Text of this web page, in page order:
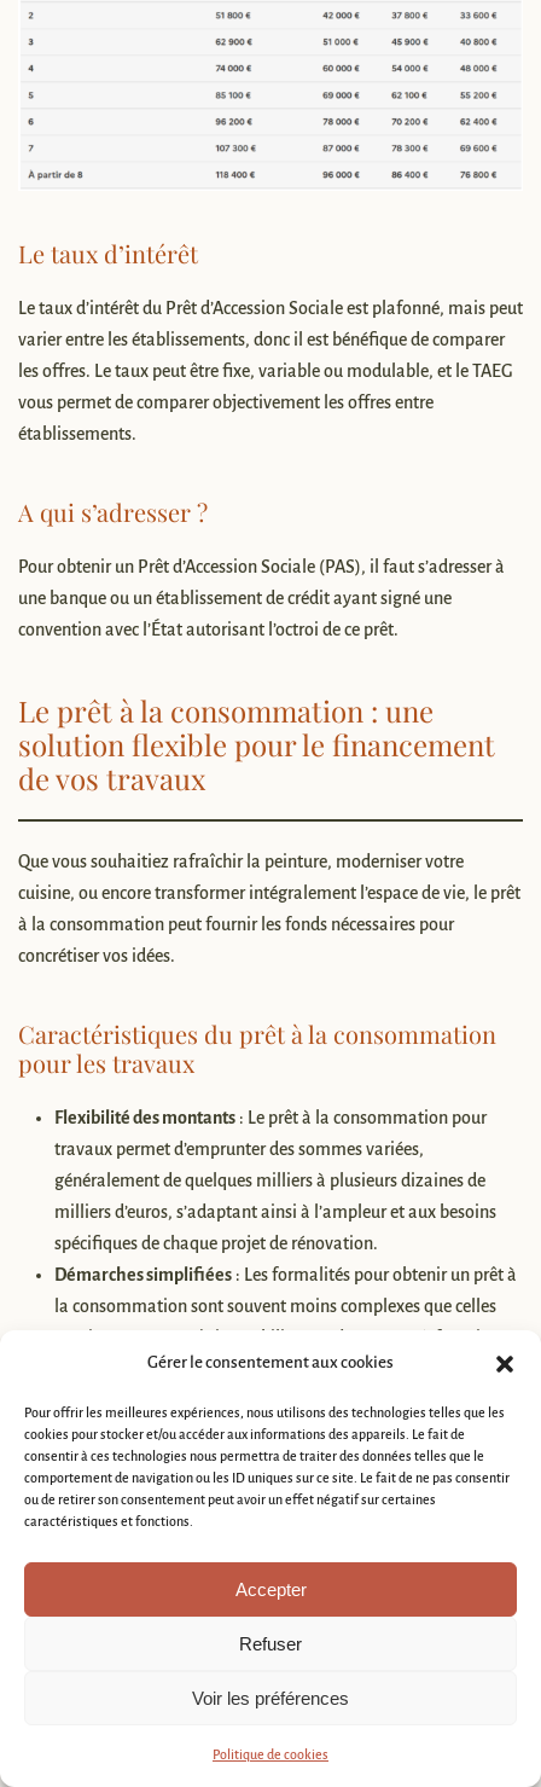
Gérer le consentement aux cookies
Pour offrir les meilleures expériences, nous utilisons des technologies telles que les
cookies pour stocker et/ou accéder aux informations des appareils. Le fait de
consentir à ces technologies nous permettra de traiter des données telles que le
comportement de navigation ou les ID uniques sur ce site. Le fait de ne pas consentir
ou de retirer son consentement peut avoir un effet négatif sur certaines
caractéristiques et fonctions.
Accepter
Refuser
Voir les préférences
Politique de cookies
Le taux d’intérêt
Le taux d’intérêt du Prêt d’Accession Sociale est plafonné, mais peut
varier entre les établissements, donc il est bénéfique de comparer
les offres. Le taux peut être fixe, variable ou modulable, et le TAEG
vous permet de comparer objectivement les offres entre
établissements.
A qui s’adresser ?
Pour obtenir un Prêt d’Accession Sociale (PAS), il faut s’adresser à
une banque ou un établissement de crédit ayant signé une
convention avec l’État autorisant l’octroi de ce prêt.
Le prêt à la consommation : une
solution flexible pour le financement
de vos travaux
Que vous souhaitiez rafraîchir la peinture, moderniser votre
cuisine, ou encore transformer intégralement l’espace de vie, le prêt
à la consommation peut fournir les fonds nécessaires pour
concrétiser vos idées.
Caractéristiques du prêt à la consommation
pour les travaux
Flexibilité des montants : Le prêt à la consommation pour
travaux permet d’emprunter des sommes variées,
généralement de quelques milliers à plusieurs dizaines de
milliers d’euros, s’adaptant ainsi à l’ampleur et aux besoins
spécifiques de chaque projet de rénovation.
Démarches simplifiées : Les formalités pour obtenir un prêt à
la consommation sont souvent moins complexes que celles
requises pour un prêt immobilier. Les documents à fournir sont
réduits, et les délais de réponse des institutions financières
des travaux.
Liberté d’utilisation: À la différence de certains prêts
spécifiques, les fonds obtenus via un prêt à la consommation
peuvent être utilisés librement, sans avoir à justifier chaque
grande souplesse dans la gestion du budget alloué aux
travaux.
: Les taux d’intérêt appliqués aux prêts à la
facteurs, dont le montant emprunté, la durée du prêt, et le
profil de l’emprunteur. Il est donc essentiel de comparer les